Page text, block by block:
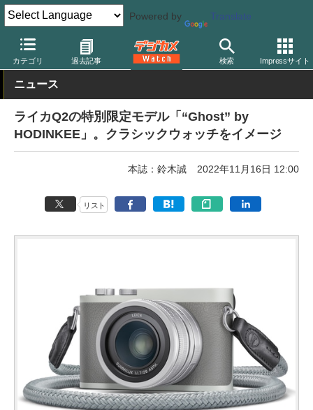
Powered by Translate
カテゴリ 過去記事 検索 Impressサイト
デジカメ Watch カメラ レンズ一体型（コンパクト）カメラ ラ
ニュース
ライカQ2の特別限定モデル「“Ghost” by
HODINKEE」。クラシックウォッチをイメージ
本誌：鈴木誠 2022年11月16日 12:00
リスト